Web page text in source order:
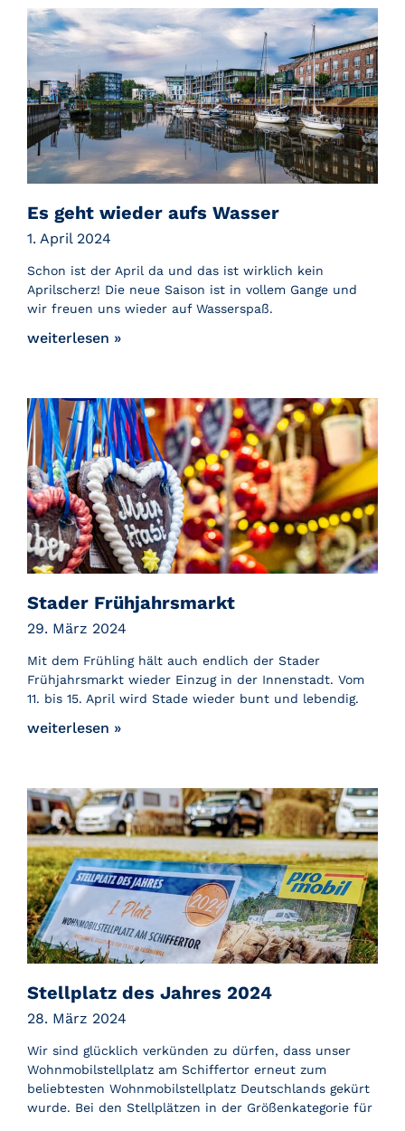
Es geht wieder aufs Wasser
1. April 2024
Schon ist der April da und das ist wirklich kein
Aprilscherz! Die neue Saison ist in vollem Gange und
wir freuen uns wieder auf Wasserspaß.
weiterlesen »
Stader Frühjahrsmarkt
29. März 2024
Mit dem Frühling hält auch endlich der Stader
Frühjahrsmarkt wieder Einzug in der Innenstadt. Vom
11. bis 15. April wird Stade wieder bunt und lebendig.
weiterlesen »
Stellplatz des Jahres 2024
28. März 2024
Wir sind glücklich verkünden zu dürfen, dass unser
Wohnmobilstellplatz am Schiffertor erneut zum
beliebtesten Wohnmobilstellplatz Deutschlands gekürt
wurde. Bei den Stellplätzen in der Größenkategorie für